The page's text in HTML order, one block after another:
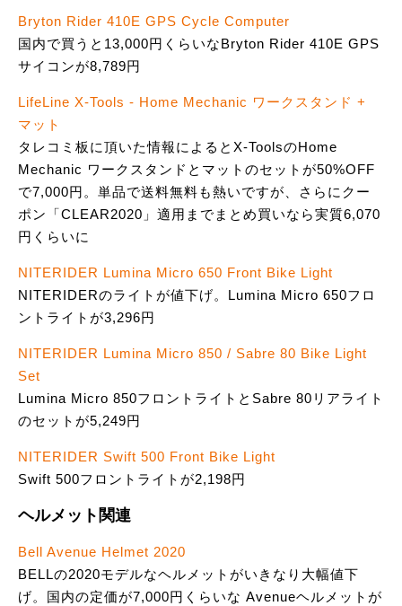
Bryton Rider 410E GPS Cycle Computer
国内で買うと13,000円くらいなBryton Rider 410E GPS
サイコンが8,789円
LifeLine X-Tools - Home Mechanic ワークスタンド +
マット
タレコミ板に頂いた情報によるとX-ToolsのHome
Mechanic ワークスタンドとマットのセットが50%OFF
で7,000円。単品で送料無料も熱いですが、さらにクー
ポン「CLEAR2020」適用までまとめ買いなら実質6,070
円くらいに
NITERIDER Lumina Micro 650 Front Bike Light
NITERIDERのライトが値下げ。Lumina Micro 650フロ
ントライトが3,296円
NITERIDER Lumina Micro 850 / Sabre 80 Bike Light
Set
Lumina Micro 850フロントライトとSabre 80リアライト
のセットが5,249円
NITERIDER Swift 500 Front Bike Light
Swift 500フロントライトが2,198円
ヘルメット関連
Bell Avenue Helmet 2020
BELLの2020モデルなヘルメットがいきなり大幅値下
げ。国内の定価が7,000円くらいな Avenueヘルメットが